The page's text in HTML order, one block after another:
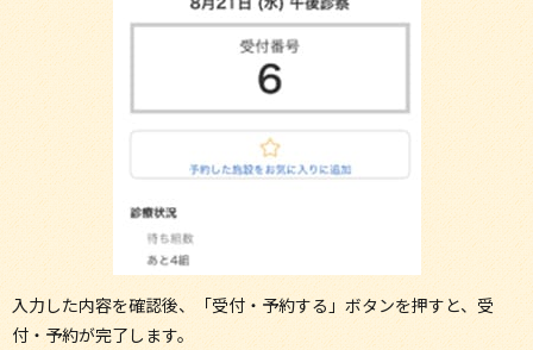
入力した内容を確認後、「受付・予約する」ボタンを押すと、受
付・予約が完了します。